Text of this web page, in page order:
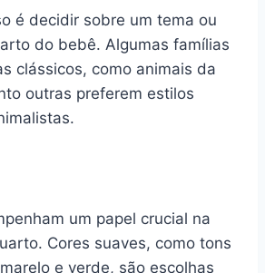
é decidir sobre um tema ou
do bebê. Algumas famílias
clássicos, como animais da
outras preferem estilos
um papel crucial na
Cores suaves, como tons
e verde, são escolhas